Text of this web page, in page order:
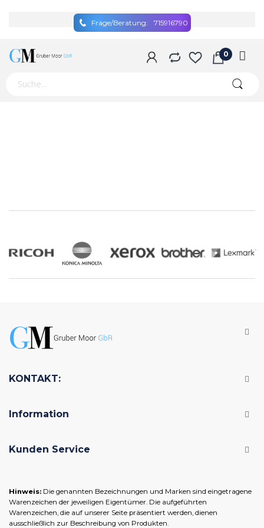
Frage/Beratung: 715916790
KONTAKT:
Information
Kunden Service
Hinweis: Die genannten Bezeichnungen und Marken sind eingetragene
Warenzeichen der jeweiligen Eigentümer. Die aufgeführten
Warenzeichen, die auf unserer Seite präsentiert werden, dienen
ausschließlich zur Beschreibung von Produkten.